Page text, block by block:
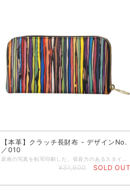
【本革】クラッチ長財布 - デザインNo.
／010
¥31,900 SOLD OUT